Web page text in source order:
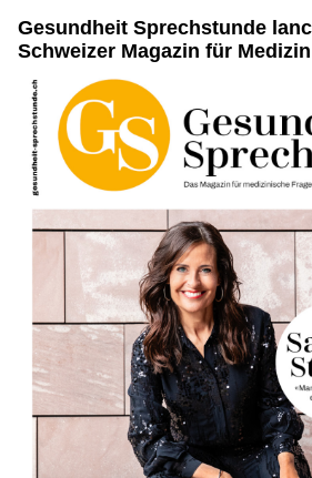
Gesundheit Sprechstunde
Schweizer Magazin für